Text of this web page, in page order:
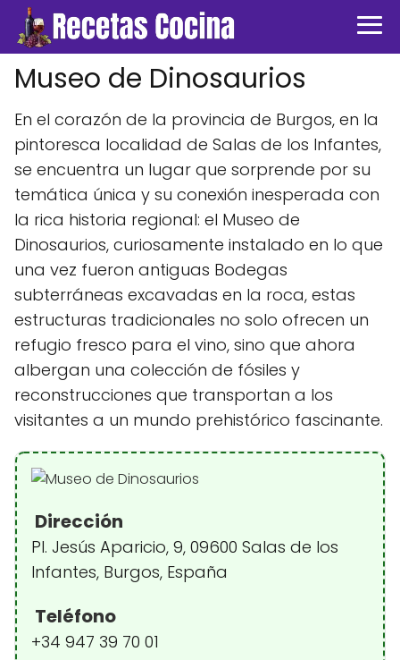
Museo de Dinosaurios
En el corazón de la provincia de Burgos, en la
pintoresca localidad de Salas de los Infantes,
se encuentra un lugar que sorprende por su
temática única y su conexión inesperada con
la rica historia regional: el Museo de
Dinosaurios, curiosamente instalado en lo que
una vez fueron antiguas Bodegas
subterráneas excavadas en la roca, estas
estructuras tradicionales no solo ofrecen un
refugio fresco para el vino, sino que ahora
albergan una colección de fósiles y
reconstrucciones que transportan a los
visitantes a un mundo prehistórico fascinante.
Dirección
Pl. Jesús Aparicio, 9, 09600 Salas de los
Infantes, Burgos, España
Teléfono
+34 947 39 70 01